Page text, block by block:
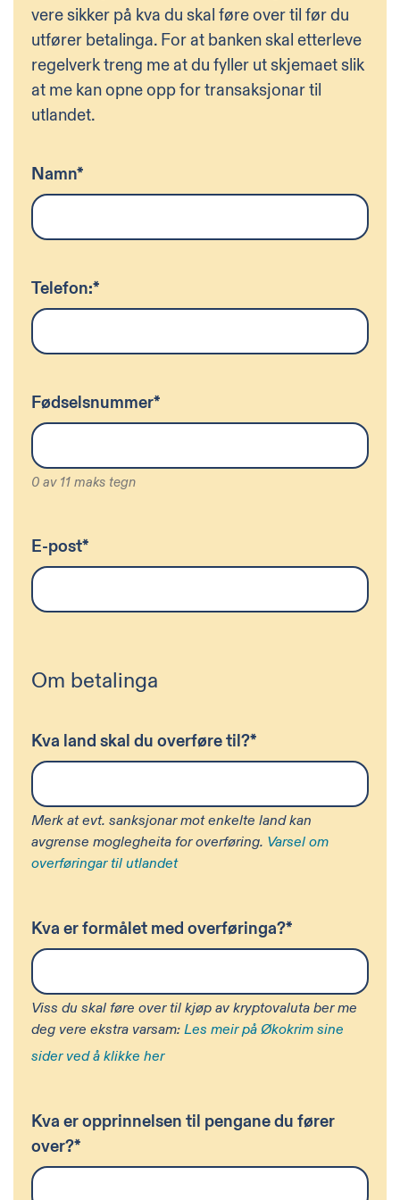
vere sikker på kva du skal føre over til før du
utfører betalinga. For at banken skal etterleve
regelverk treng me at du fyller ut skjemaet slik
at me kan opne opp for transaksjonar til
utlandet.
Namn*
Telefon:*
Fødselsnummer*
0 av 11 maks tegn
E-post*
Om betalinga
Kva land skal du overføre til?*
Merk at evt. sanksjonar mot enkelte land kan
avgrense moglegheita for overføring. Varsel om
overføringar til utlandet
Kva er formålet med overføringa?*
Viss du skal føre over til kjøp av kryptovaluta ber me
deg vere ekstra varsam: Les meir på Økokrim sine
sider ved å klikke her
Kva er opprinnelsen til pengane du fører
over?*